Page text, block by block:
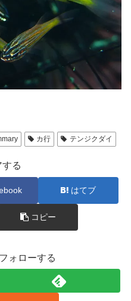
カ行 テンジクダイ
する
はてブ
コピー
ォローする